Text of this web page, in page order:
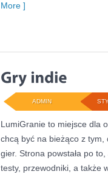
More ]
ADMIN
LumiGranie to miejsce dla
chcą być na bieżąco z
gier. Strona powstała po
testy, przewodniki, a także